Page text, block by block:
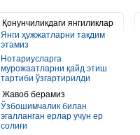
Қонунчиликдаги янгиликлар
Янги ҳужжатларни тақдим
этамиз
Нотариусларга
мурожаатларни қайд этиш
тартиби ўзгартирилди
Жавоб берамиз
Ўзбошимчалик билан
эгалланган ерлар учун ер
солиғи